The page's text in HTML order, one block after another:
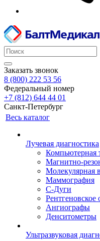
Заказать звонок
8 (800) 222 53 56
Федеральный номер
+7 (812) 644 44 01
Санкт-Петербург
Весь каталог
Лучевая диагностика
Компьютерная
Магнитно-
Молекулярная
Маммография
С-Дуги
Рентгеновское
Ангиографы
Денситометры
Ультразвуковая